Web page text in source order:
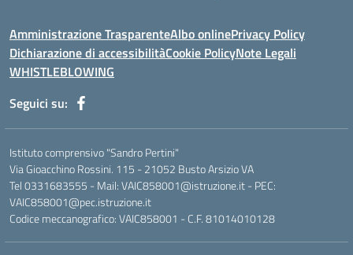
Amministrazione TrasparenteAlbo onlinePrivacy Policy
Dichiarazione di accessibilitàCookie PolicyNote Legali
WHISTLEBLOWING
Seguici su:
Istituto comprensivo "Sandro Pertini"
Via Gioacchino Rossini. 115 - 21052 Busto Arsizio VA
Tel 0331683555 - Mail: VAIC858001@istruzione.it - PEC:
VAIC858001@pec.istruzione.it
Codice meccanografico: VAIC858001 - C.F. 81014010128